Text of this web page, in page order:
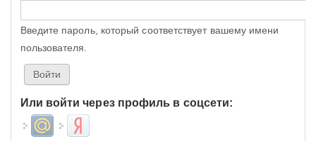
Введите пароль, который соответствует вашему имени
пользователя.
Или войти через профиль в соцсети:
Login with Mail.ruLogin with Яндекс